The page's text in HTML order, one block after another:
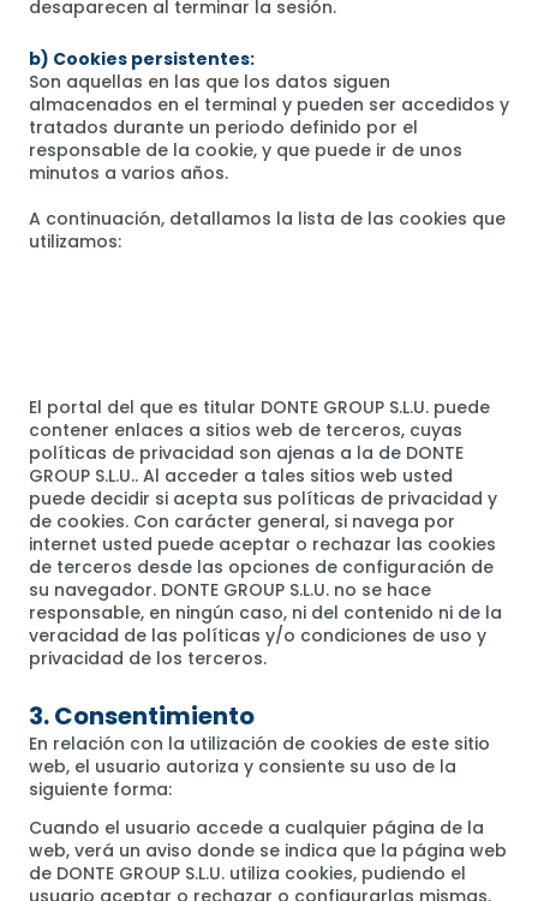
desaparecen al terminar la sesión.
b) Cookies persistentes:
Son aquellas en las que los datos siguen
almacenados en el terminal y pueden ser accedidos y
tratados durante un periodo definido por el
responsable de la cookie, y que puede ir de unos
minutos a varios años.
A continuación, detallamos la lista de las cookies que
utilizamos:
El portal del que es titular DONTE GROUP S.L.U. puede
contener enlaces a sitios web de terceros, cuyas
políticas de privacidad son ajenas a la de DONTE
GROUP S.L.U.. Al acceder a tales sitios web usted
puede decidir si acepta sus políticas de privacidad y
de cookies. Con carácter general, si navega por
internet usted puede aceptar o rechazar las cookies
de terceros desde las opciones de configuración de
su navegador. DONTE GROUP S.L.U. no se hace
responsable, en ningún caso, ni del contenido ni de la
veracidad de las políticas y/o condiciones de uso y
privacidad de los terceros.
3. Consentimiento
En relación con la utilización de cookies de este sitio
web, el usuario autoriza y consiente su uso de la
siguiente forma:
Cuando el usuario accede a cualquier página de la
web, verá un aviso donde se indica que la página web
de DONTE GROUP S.L.U. utiliza cookies, pudiendo el
usuario aceptar o rechazar o configurarlas mismas.